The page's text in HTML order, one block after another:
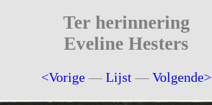
Ter herinnering
Eveline Hesters
<Vorige —Lijst —Volgende>